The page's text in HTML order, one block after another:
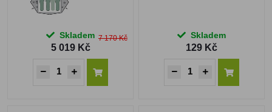
Skladem 7 170 Kč
5 019 Kč
Skladem
129 Kč